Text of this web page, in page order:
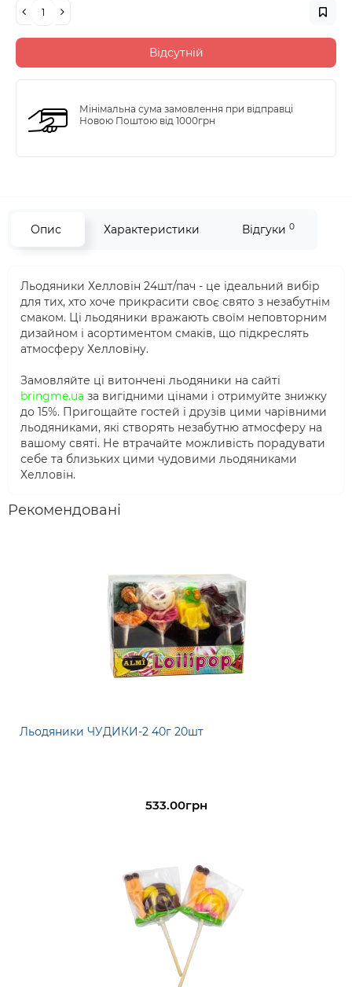
Відсутній
Мінімальна сума замовлення при відправці
Новою Поштою від 1000грн
Опис Характеристики Відгуки 0
Льодяники Хелловін 24шт/пач - це ідеальний вибір
для тих, хто хоче прикрасити своє свято з незабутнім
смаком. Ці льодяники вражають своїм неповторним
дизайном і асортиментом смаків, що підкреслять
атмосферу Хелловіну.
Замовляйте ці витончені льодяники на сайті
bringme.ua за вигідними цінами і отримуйте знижку
до 15%. Пригощайте гостей і друзів цими чарівними
льодяниками, які створять незабутню атмосферу на
вашому святі. Не втрачайте можливість порадувати
себе та близьких цими чудовими льодяниками
Хелловін.
Рекомендовані
Льодяники ЧУДИКИ-2 40г 20шт
533.00грн